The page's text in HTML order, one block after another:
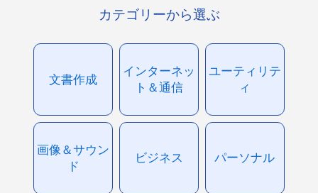
カテゴリーから選ぶ
文書作成
インターネッ
ト＆通信
ユーティリテ
ィ
画像＆サウン
ド
ビジネス パーソナル